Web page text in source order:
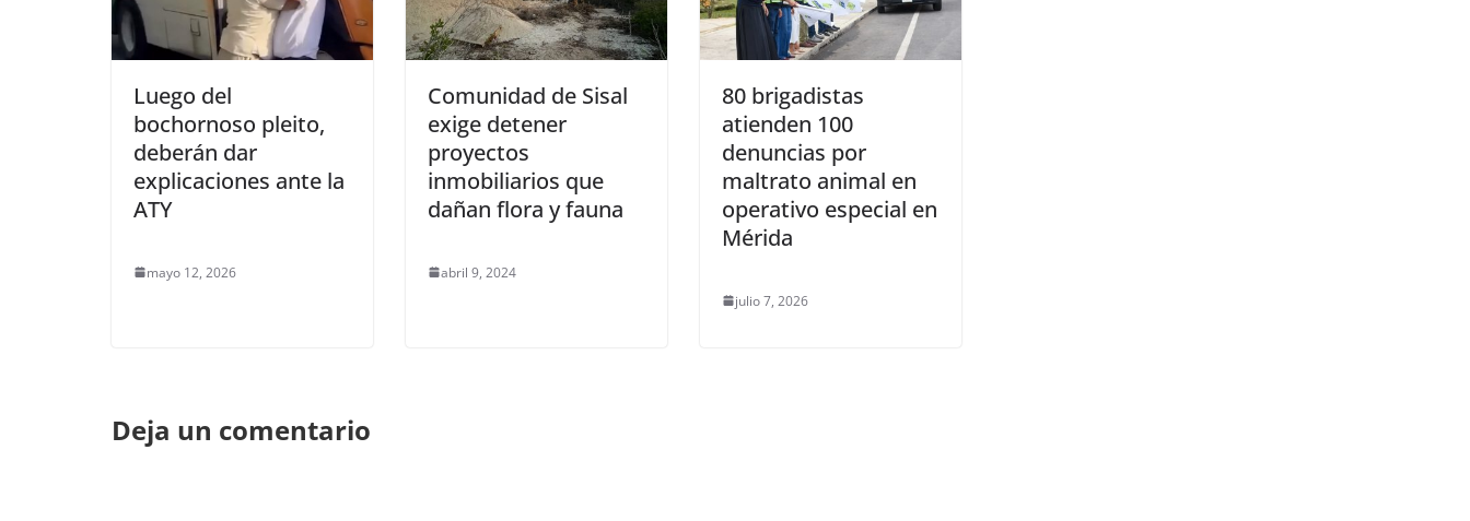
Luego del
bochornoso pleito,
deberán dar
explicaciones ante la
ATY
mayo 12, 2026
Comunidad de Sisal
exige detener
proyectos
inmobiliarios que
dañan flora y fauna
abril 9, 2024
80 brigadistas
atienden 100
denuncias por
maltrato animal en
operativo especial en
Mérida
julio 7, 2026
Deja un comentario